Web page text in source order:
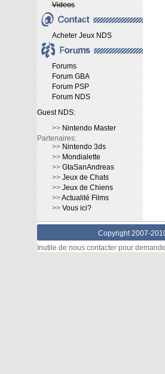
Videos
Acheter Jeux NDS
Forums
Forum GBA
Forum PSP
Forum NDS
Guest NDS:
>> Nintendo Master
Partenaires:
>> Nintendo 3ds
>> Mondialette
>> GtaSanAndreas
>> Jeux de Chats
>> Jeux de Chiens
>>Actualité Films
>> Vous ici?
Copyright 2007-
Inutile de nous contacter pour